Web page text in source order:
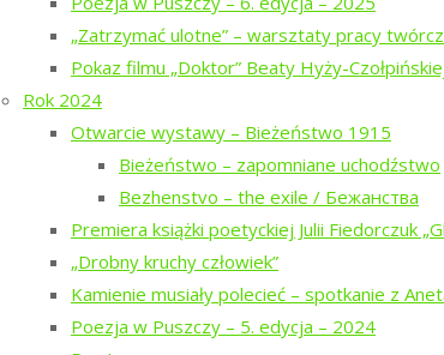
„Zatrzymać ulotne” – warsztaty pracy
Pokaz filmu „Doktor” Beaty Hyży-
Rok 2024
Otwarcie wystawy – Bieżeństwo 1915
Bieżeństwo – zapomniane uchodźstwo
Bezhenstvo – the exile / Бежанства
Premiera książki poetyckiej Julii Fiedorczuk
„Drobny kruchy człowiek”
Kamienie musiały polecieć – spotkanie z
Poezja w Puszczy – 5. edycja – 2024
Beata Hyży-Czołpińska
Paweł Piszczatowski
Aleksandra Sosonowa
Grażyna Korecka
Komisja Rewizyjna
Katarzyna Androsiuk
Lena Charkiewicz
Janusz Korecki
Jesteśmy też nafacebooku.